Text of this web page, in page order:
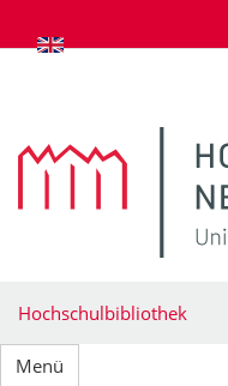
zum Inhalt springen
Hochschulbibliothek
Menü